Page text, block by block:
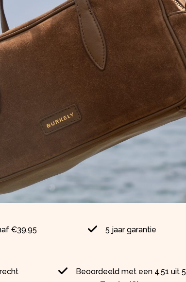
€39,95
5 jaar garantie
Beoordeeld met een 4,51 uit 5